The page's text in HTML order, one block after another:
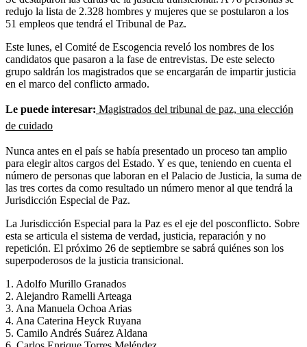
redujo la lista de 2.328 hombres y mujeres que se postularon a los
51 empleos que tendrá el Tribunal de Paz.
Este lunes, el Comité de Escogencia reveló los nombres de los
candidatos que pasaron a la fase de entrevistas. De este selecto
grupo saldrán los magistrados que se encargarán de impartir justicia
en el marco del conflicto armado.
Le puede interesar: Magistrados del tribunal de paz, una elección
de cuidado
Nunca antes en el país se había presentado un proceso tan amplio
para elegir altos cargos del Estado. Y es que, teniendo en cuenta el
número de personas que laboran en el Palacio de Justicia, la suma de
las tres cortes da como resultado un número menor al que tendrá la
Jurisdicción Especial de Paz.
La Jurisdicción Especial para la Paz es el eje del posconflicto. Sobre
esta se articula el sistema de verdad, justicia, reparación y no
repetición. El próximo 26 de septiembre se sabrá quiénes son los
superpoderosos de la justicia transicional.
1. Adolfo Murillo Granados
2. Alejandro Ramelli Arteaga
3. Ana Manuela Ochoa Arias
4. Ana Caterina Heyck Ruyana
5. Camilo Andrés Suárez Aldana